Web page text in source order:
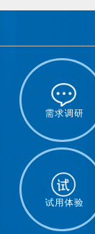
需求调研
试用体验